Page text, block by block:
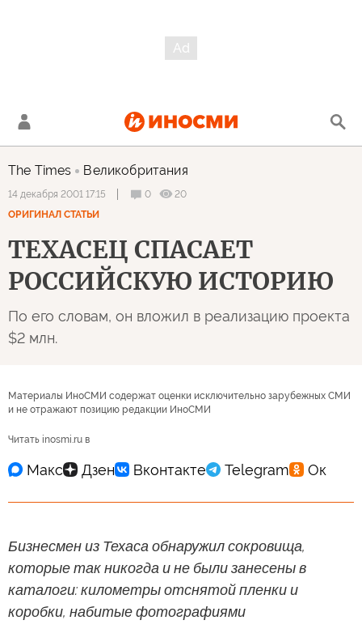
The Times Великобритания
14 декабря 2001 17:15 0
20
ОРИГИНАЛ СТАТЬИ
ТЕХАСЕЦ СПАСАЕТ
РОССИЙСКУЮ ИСТОРИЮ
По его словам, он вложил в реализацию проекта
$2 млн.
Материалы ИноСМИ содержат оценки исключительно зарубежных СМИ
и не отражают позицию редакции ИноСМИ
Читать inosmi.ru в
Бизнесмен из Техаса обнаружил сокровища,
которые так никогда и не были занесены в
каталоги: километры отснятой пленки и
коробки, набитые фотографиями